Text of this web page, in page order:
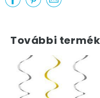
További